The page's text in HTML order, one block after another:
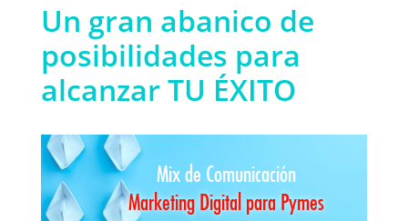
Un gran abanico de
posibilidades para
alcanzar TU ÉXITO
Mix de Comunicación
Marketing Digital para Pymes